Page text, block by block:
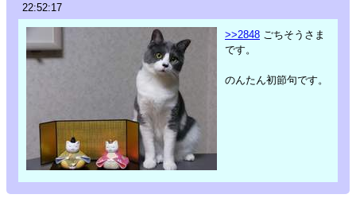
22:52:17
>>2848 ごちそうさま
です。
のんたん初節句です。